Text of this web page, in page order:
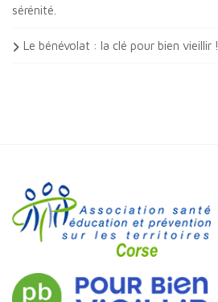
sérénité.
Le bénévolat : la clé pour bien vieillir !